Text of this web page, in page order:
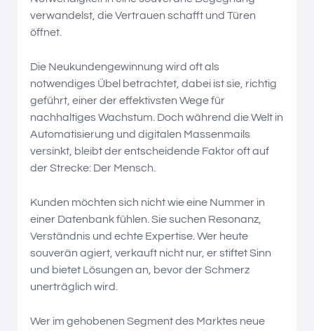
verwandelst, die Vertrauen schafft und Türen
öffnet.
Die Neukundengewinnung wird oft als
notwendiges Übel betrachtet, dabei ist sie, richtig
geführt, einer der effektivsten Wege für
nachhaltiges Wachstum. Doch während die Welt in
Automatisierung und digitalen Massenmails
versinkt, bleibt der entscheidende Faktor oft auf
der Strecke: Der Mensch.
Kunden möchten sich nicht wie eine Nummer in
einer Datenbank fühlen. Sie suchen Resonanz,
Verständnis und echte Expertise. Wer heute
souverän agiert, verkauft nicht nur, er stiftet Sinn
und bietet Lösungen an, bevor der Schmerz
unerträglich wird.
Wer im gehobenen Segment des Marktes neue